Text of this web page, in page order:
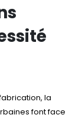
la
font face